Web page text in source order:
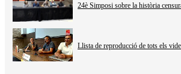
24è Simposi sobre la història
Llista de reproducció de tots els